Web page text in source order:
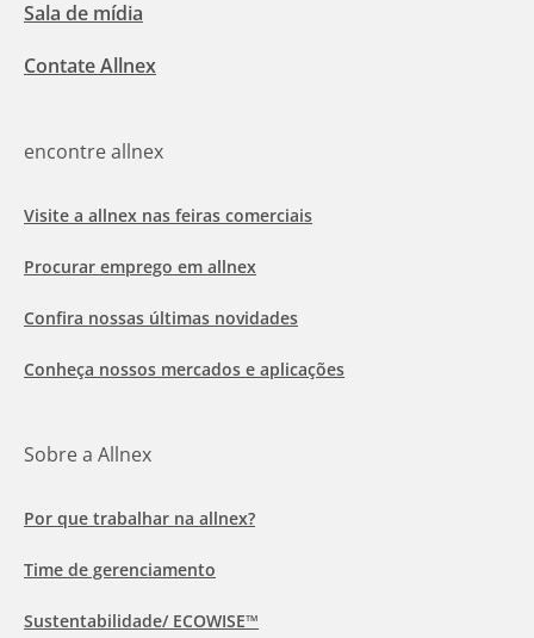
Sala de mídia
Contate Allnex
encontre allnex
Visite a allnex nas feiras comerciais
Procurar emprego em allnex
Confira nossas últimas novidades
Conheça nossos mercados e aplicações
Sobre a Allnex
Por que trabalhar na allnex?
Time de gerenciamento
Sustentabilidade/ ECOWISE™